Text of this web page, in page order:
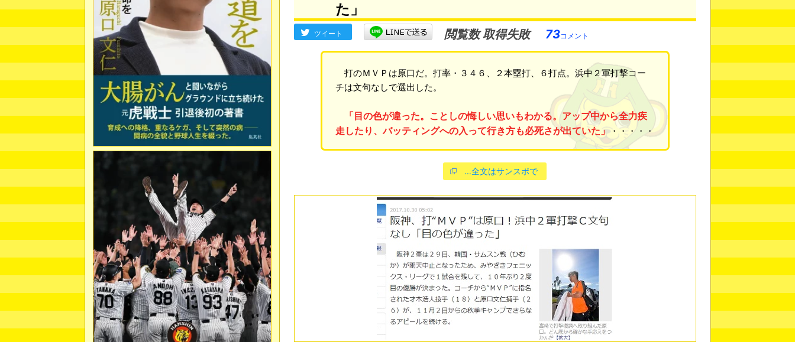
た」
ツイート 閲覧数 取得失敗 73コメント
打のＭＶＰは原口だ。打率・３４６、２本塁打、６打点。浜中２軍打撃コー
チは文句なしで選出した。
「目の色が違った。ことしの悔しい思いもわかる。アップ中から全力疾
走したり、バッティングへの入って行き方も必死さが出ていた」・・・・・
…全文はサンスポで